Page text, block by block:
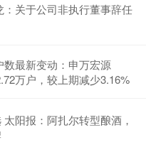
关于公司非执行董事辞任
最新变动：申万宏源
万户，较上期减少3.16%
阳报：阿扎尔转型酿酒，